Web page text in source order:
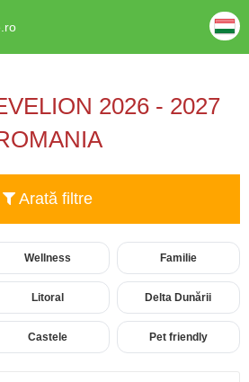
2026 - 2027
Arată filtre
Wellness Familie
Litoral Delta Dunării
Castele Pet friendly